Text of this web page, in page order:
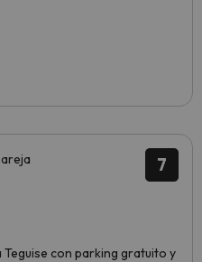
7
con parking gratuito y